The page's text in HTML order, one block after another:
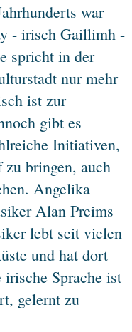
war
- irisch Gaillimh -
spricht in der
nur mehr
ist zur
gibt es
Initiativen,
bringen, auch
Angelika
Alan Preims
lebt seit vielen
und hat dort
Sprache ist
gelernt zu